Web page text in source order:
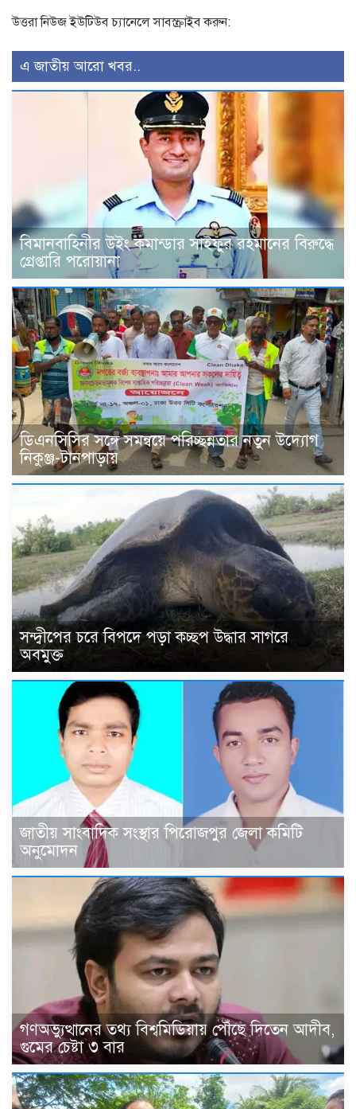
উত্তরা নিউজ ইউটিউব চ্যানেলে সাবস্ক্রাইব করুন:
এ জাতীয় আরো খবর..
বিমানবাহিনীর উইং কমান্ডার সাইফুর রহমানের বিরুদ্ধে
গ্রেপ্তারি পরোয়ানা
ডিএনসিসির সঙ্গে সমন্বয়ে পরিচ্ছন্নতার নতুন উদ্যোগ
নিকুঞ্জ-টানপাড়ায়
সন্দ্বীপের চরে বিপদে পড়া কচ্ছপ উদ্ধার সাগরে
অবমুক্ত
জাতীয় সাংবাদিক সংস্থার পিরোজপুর জেলা কমিটি
অনুমোদন
গণঅভ্যুত্থানের তথ্য বিশ্বমিডিয়ায় পৌঁছে দিতেন আদীব,
গুমের চেষ্টা ৩ বার